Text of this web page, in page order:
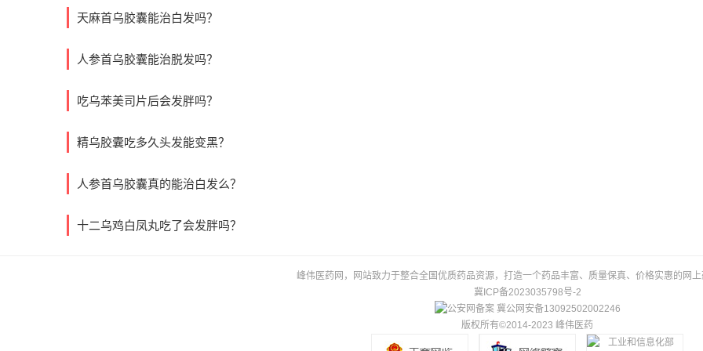
天麻首乌胶囊能治白发吗？
人参首乌胶囊能治脱发吗？
吃乌苯美司片后会发胖吗？
精乌胶囊吃多久头发能变黑？
人参首乌胶囊真的能治白发么？
十二乌鸡白凤丸吃了会发胖吗？
峰伟医药网，网站致力于整合全国优质药品资源，打造一个药品丰富、质量保真、价格实惠的网上
冀ICP备2023035798号-2
冀公网安备13092502002246
版权所有©2014-2023 峰伟医药